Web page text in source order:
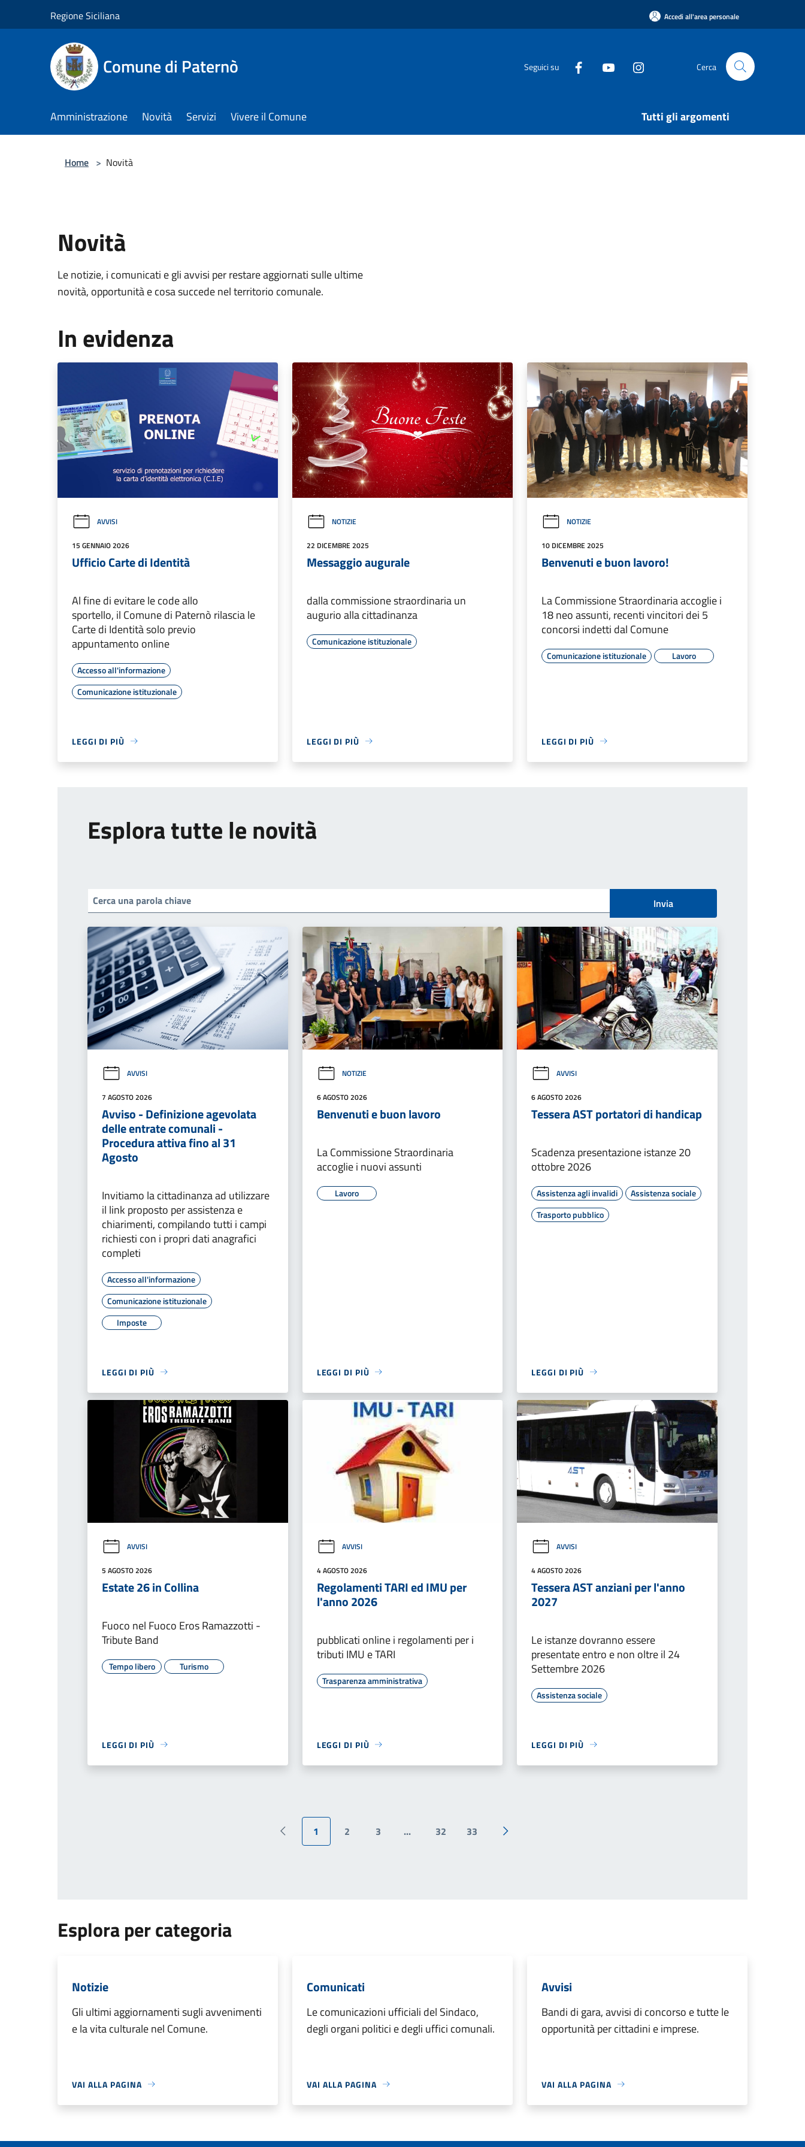
Regione Siciliana Accedi all'area personale
Comune di Paternò Seguici su Cerca
Amministrazione Novità Servizi Vivere il Comune Tutti gli argomenti
Home > Novità
Novità
Le notizie, i comunicati e gli avvisi per restare aggiornati sulle ultime
novità, opportunità e cosa succede nel territorio comunale.
In evidenza
AVVISI
15 GENNAIO 2026
Ufficio Carte di Identità
Al fine di evitare le code allo
sportello, il Comune di Paternò rilascia le
Carte di Identità solo previo
appuntamento online
Accesso all'informazione
Comunicazione istituzionale
LEGGI DI PIÙ
NOTIZIE
22 DICEMBRE 2025
Messaggio augurale
dalla commissione straordinaria un
augurio alla cittadinanza
Comunicazione istituzionale
LEGGI DI PIÙ
NOTIZIE
10 DICEMBRE 2025
Benvenuti e buon lavoro!
La Commissione Straordinaria accoglie i
18 neo assunti, recenti vincitori dei 5
concorsi indetti dal Comune
Comunicazione istituzionale Lavoro
LEGGI DI PIÙ
Esplora tutte le novità
Invia
AVVISI
7 AGOSTO 2026
Avviso - Definizione agevolata
delle entrate comunali -
Procedura attiva fino al 31
Agosto
Invitiamo la cittadinanza ad utilizzare
il link proposto per assistenza e
chiarimenti, compilando tutti i campi
richiesti con i propri dati anagrafici
completi
Accesso all'informazione
Comunicazione istituzionale
Imposte
LEGGI DI PIÙ
NOTIZIE
6 AGOSTO 2026
Benvenuti e buon lavoro
La Commissione Straordinaria
accoglie i nuovi assunti
Lavoro
LEGGI DI PIÙ
AVVISI
6 AGOSTO 2026
Tessera AST portatori di handicap
Scadenza presentazione istanze 20
ottobre 2026
Assistenza agli invalidi
Assistenza sociale
Trasporto pubblico
LEGGI DI PIÙ
AVVISI
5 AGOSTO 2026
Estate 26 in Collina
Fuoco nel Fuoco Eros Ramazzotti -
Tribute Band
Tempo libero Turismo
LEGGI DI PIÙ
AVVISI
4 AGOSTO 2026
Regolamenti TARI ed IMU per
l'anno 2026
pubblicati online i regolamenti per i
tributi IMU e TARI
Trasparenza amministrativa
LEGGI DI PIÙ
AVVISI
4 AGOSTO 2026
Tessera AST anziani per l'anno
2027
Le istanze dovranno essere
presentate entro e non oltre il 24
Settembre 2026
Assistenza sociale
LEGGI DI PIÙ
Pagina precedente
1 2 3 ... 32 33
Pagina successiva
Esplora per categoria
Notizie
Gli ultimi aggiornamenti sugli avvenimenti
e la vita culturale nel Comune.
VAI ALLA PAGINA
Comunicati
Le comunicazioni ufficiali del Sindaco,
degli organi politici e degli uffici comunali.
VAI ALLA PAGINA
Avvisi
Bandi di gara, avvisi di concorso e tutte le
opportunità per cittadini e imprese.
VAI ALLA PAGINA